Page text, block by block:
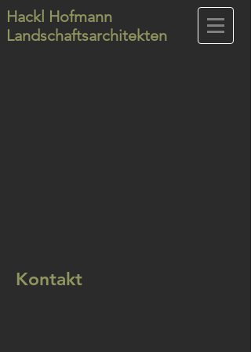
Hackl Hofmann
Landschaftsarchitekten
Kontakt